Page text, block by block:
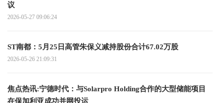
议
2026-05-27 09:06:24
ST南都：5月25日高管朱保义减持股份合计67.02万股
2026-05-26 21:09:31
焦点热讯:宁德时代：与Solarpro Holding合作的大型储能项目
在保加利亚成功并网投运